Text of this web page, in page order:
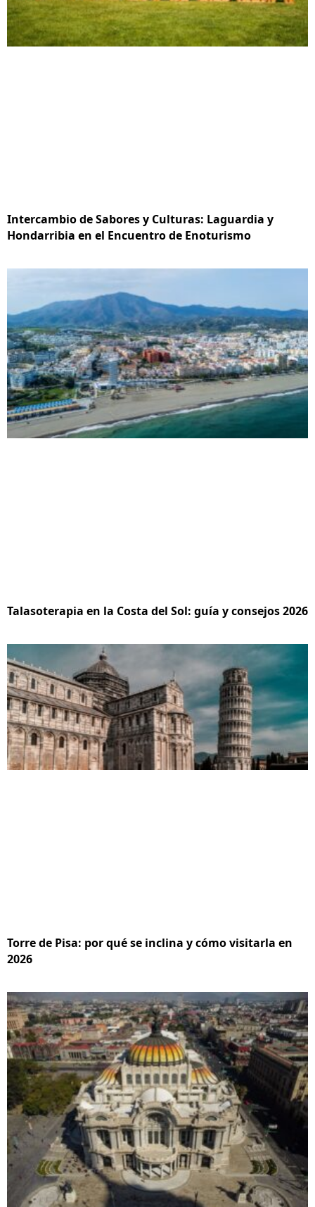
Intercambio de Sabores y Culturas: Laguardia y
Hondarribia en el Encuentro de Enoturismo
Talasoterapia en la Costa del Sol: guía y consejos 2026
Torre de Pisa: por qué se inclina y cómo visitarla en
2026